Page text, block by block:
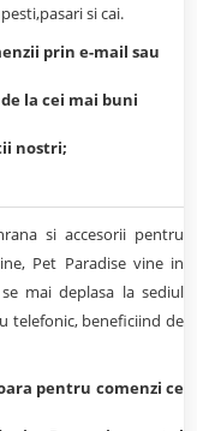
si cai.
prin e-mail sau
la cei mai buni
nostri;
si accesorii pentru
Pet Paradisevine in
mai deplasa la sediul
telefonic, beneficiind de
pentru comenzi ce